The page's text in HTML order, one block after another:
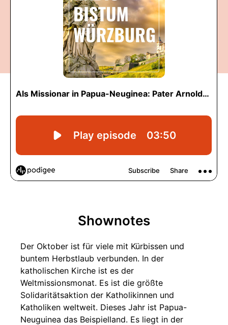
Shownotes
Der Oktober ist für viele mit Kürbissen und
buntem Herbstlaub verbunden. In der
katholischen Kirche ist es der
Weltmissionsmonat. Es ist die größte
Solidaritätsaktion der Katholikinnen und
Katholiken weltweit. Dieses Jahr ist Papua-
Neuguinea das Beispielland. Es liegt in der